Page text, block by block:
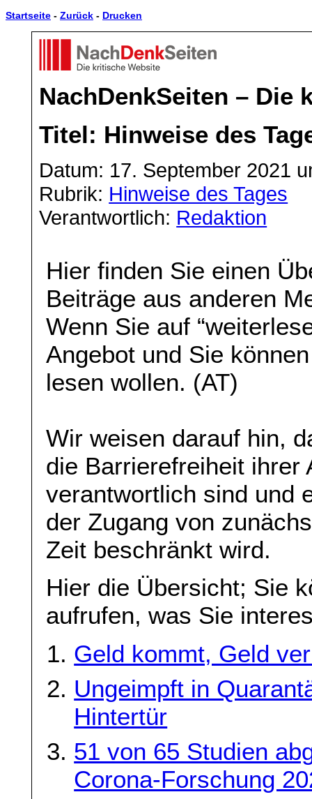
Startseite - Zurück - Drucken
NachDenkSeiten – Die
Titel: Hinweise des
Datum: 17. September 2021
Rubrik: Hinweise des Tages
Verantwortlich: Redaktion
Hier finden Sie einen
Beiträge aus anderen
Wenn Sie auf
Angebot und Sie
lesen wollen. (AT)
Wir weisen darauf hin,
die Barrierefreiheit ihrer
verantwortlich sind und
der Zugang von
Zeit beschränkt wird.
Hier die Übersicht; Sie
aufrufen, was Sie
Geld kommt, Geld
Ungeimpft in
Hintertür
51 von 65 Studien
Corona-Forschung